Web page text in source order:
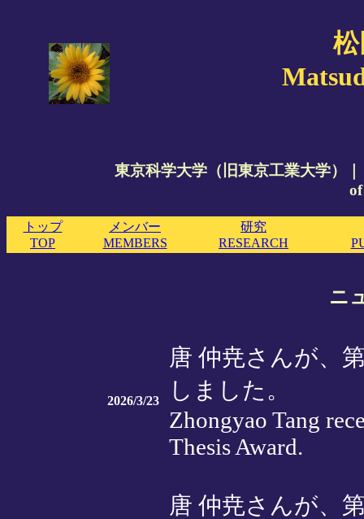
東京科学大学（旧東京工業大学）
トップ
TOP
メンバー
MEMBERS
研究
RESEARCH
ニ
2026/3/23
唐 仲尭さんが、
しました。
Zhongyao Tang
Thesis Award.
唐 仲尭さんが、